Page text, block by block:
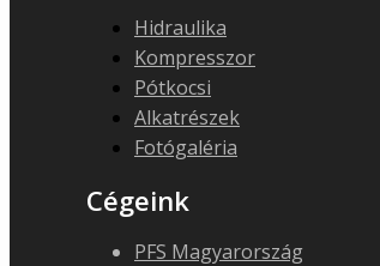
Hidraulika
Kompresszor
Pótkocsi
Alkatrészek
Fotógaléria
Cégeink
PFS Magyarország